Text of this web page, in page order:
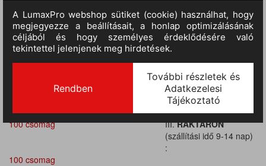
100 csomag
III. RAKTÁRON
(szállítási idő 9-14 nap)
:
100 csomag
III.
(szállítási idő 9-14 nap)
:
100 csomag
III.RAKTÁRON
(szállítási idő 9-14 nap)
:
100 csomag
III.RAKTÁRON
(szállítási idő 9-14 nap)
:
100 csomag